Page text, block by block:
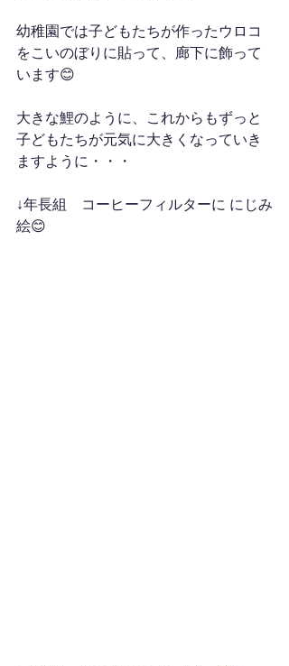
幼稚園では子どもたちが作ったウロコ
をこいのぼりに貼って、廊下に飾って
います😊
大きな鯉のように、これからもずっと
子どもたちが元気に大きくなっていき
ますように・・・
↓年長組　コーヒーフィルターに にじみ
絵😊